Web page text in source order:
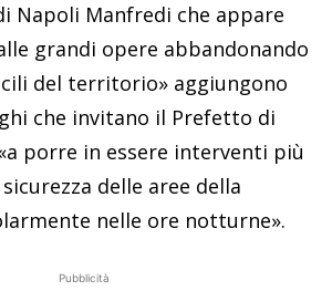
Napoli Manfredi che appare
grandi opere abbandonando
del territorio» aggiungono
che invitano il Prefetto di
porre in essere interventi più
delle aree della
nelle ore notturne».
Pubblicità